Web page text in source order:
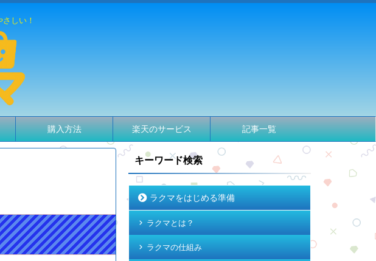
しい！
購入方法 楽天のサービス 記事一覧
キーワード検索
ラクマをはじめる準備
ラクマとは？
ラクマの仕組み